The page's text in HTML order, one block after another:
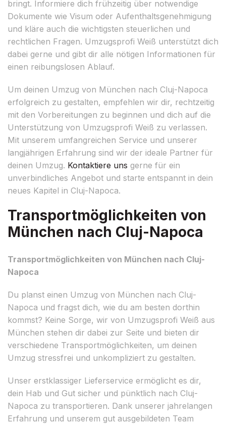
bringt. Informiere dich frühzeitig über notwendige
Dokumente wie Visum oder Aufenthaltsgenehmigung
und kläre auch die wichtigsten steuerlichen und
rechtlichen Fragen. Umzugsprofi Weiß unterstützt dich
dabei gerne und gibt dir alle nötigen Informationen für
einen reibungslosen Ablauf.
Um deinen Umzug von München nach Cluj-Napoca
erfolgreich zu gestalten, empfehlen wir dir, rechtzeitig
mit den Vorbereitungen zu beginnen und dich auf die
Unterstützung von Umzugsprofi Weiß zu verlassen.
Mit unserem umfangreichen Service und unserer
langjährigen Erfahrung sind wir der ideale Partner für
deinen Umzug. Kontaktiere uns gerne für ein
unverbindliches Angebot und starte entspannt in dein
neues Kapitel in Cluj-Napoca.
Transportmöglichkeiten von
München nach Cluj-Napoca
Transportmöglichkeiten von München nach Cluj-
Napoca
Du planst einen Umzug von München nach Cluj-
Napoca und fragst dich, wie du am besten dorthin
kommst? Keine Sorge, wir von Umzugsprofi Weiß aus
München stehen dir dabei zur Seite und bieten dir
verschiedene Transportmöglichkeiten, um deinen
Umzug stressfrei und unkompliziert zu gestalten.
Unser erstklassiger Lieferservice ermöglicht es dir,
dein Hab und Gut sicher und pünktlich nach Cluj-
Napoca zu transportieren. Dank unserer jahrelangen
Erfahrung und unserem gut ausgebildeten Team